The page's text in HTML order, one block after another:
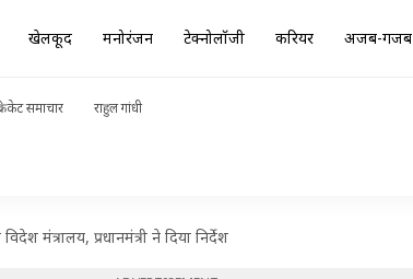
खेलकूद मनोरंजन टेक्नोलॉजी करियर अजब-गजब
समाचार राहुल गांधी
मंत्रालय, प्रधानमंत्री ने दिया निर्देश